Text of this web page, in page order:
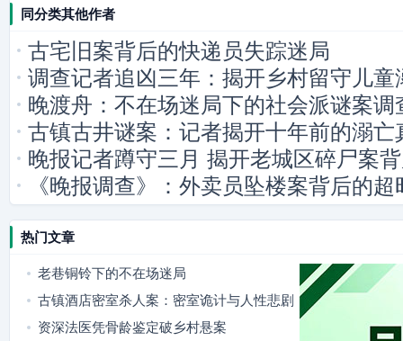
同分类其他作者
古宅旧案背后的快递员失踪迷局
调查记者追凶三年：揭开乡村留守儿
晚渡舟：不在场迷局下的社会派谜案调
古镇古井谜案：记者揭开十年前的溺亡
晚报记者蹲守三月 揭开老城区碎尸案
《晚报调查》：外卖员坠楼案背后的
热门文章
老巷铜铃下的不在场迷局
古镇酒店密室杀人案：密室诡计与人性悲剧
资深法医凭骨龄鉴定破乡村悬案